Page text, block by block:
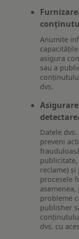
Anumite
asigura
sau a
dvs.
Datele
preveni
reclame)
procesele
probleme
publisher
dvs. cu